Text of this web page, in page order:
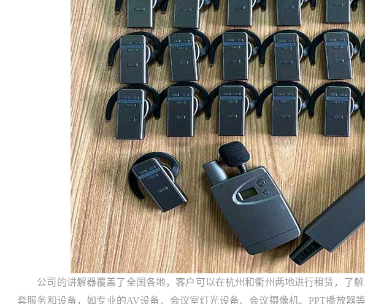
公司的讲解器覆盖了全国各地，客户可以在杭州和衢州两地进行租赁，了解
套服务和设备，如专业的AV设备、会议室灯光设备、会议摄像机、PPT播放器